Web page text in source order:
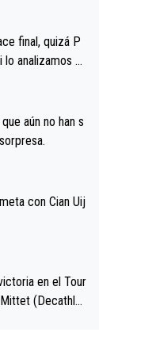
la forma
final, quizá P
lo analizamos P
dándose
de los típicos t
Ahí hubo u
calzador e
el tour.
aún no han s
una sorpresa.
Cian Uij
en el Tour
(Decathlo